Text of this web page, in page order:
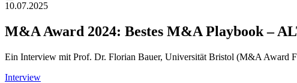
10.07.2025
M&A Award 2024: Bestes M&A Playbook –
Ein Interview mit Prof. Dr. Florian Bauer, Universität Bristol (M&A Award
Interview